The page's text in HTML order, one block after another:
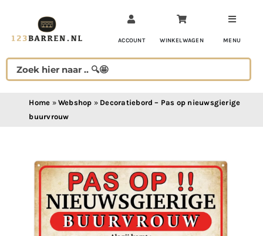
inhoud
ACCOUNT WINKELWAGEN MENU
Home » Webshop » Decoratiebord – Pas op nieuwsgierige
buurvrouw